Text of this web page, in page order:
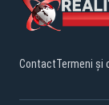
ContactTermeni și